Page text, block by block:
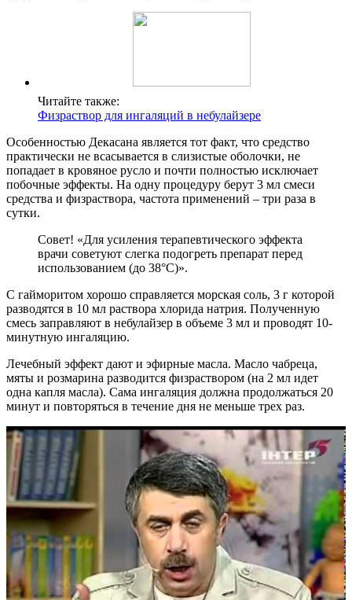
Читайте также:
Физраствор для ингаляций в небулайзере
Особенностью Декасана является тот факт, что средство
практически не всасывается в слизистые оболочки, не
попадает в кровяное русло и почти полностью исключает
побочные эффекты. На одну процедуру берут 3 мл смеси
средства и физраствора, частота применений – три раза в
сутки.
Совет! «Для усиления терапевтического эффекта
врачи советуют слегка подогреть препарат перед
использованием (до 38°С)».
С гайморитом хорошо справляется морская соль, 3 г которой
разводятся в 10 мл раствора хлорида натрия. Полученную
смесь заправляют в небулайзер в объеме 3 мл и проводят 10-
минутную ингаляцию.
Лечебный эффект дают и эфирные масла. Масло чабреца,
мяты и розмарина разводится физраствором (на 2 мл идет
одна капля масла). Сама ингаляция должна продолжаться 20
минут и повторяться в течение дня не меньше трех раз.